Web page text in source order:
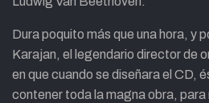
Dura poquito más que una hora, y
Karajan, el legendario director de
en que cuando se diseñara el CD,
contener toda la magna obra, para